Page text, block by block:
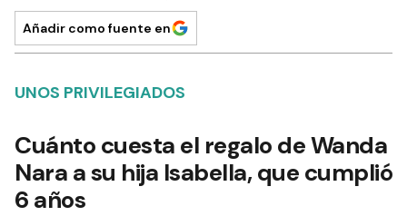
Añadir como fuente en
UNOS PRIVILEGIADOS
Cuánto cuesta el regalo de Wanda
Nara a su hija Isabella, que cumplió
6 años